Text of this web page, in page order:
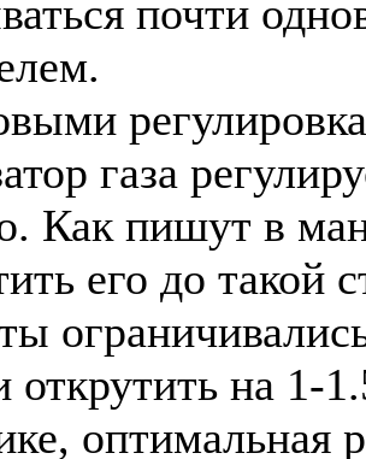
почти
газа
Как пишут в
его до такой
открутить на 1-
оптимальная